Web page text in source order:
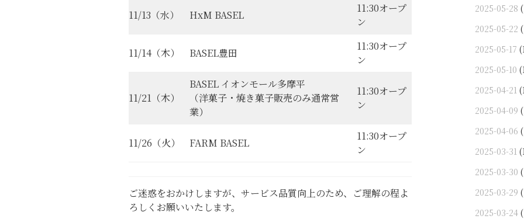
11/13（水） HxM BASEL
11:30オープ
ン
11/14（木） BASEL豊田
11:30オープ
ン
11/21（木）
BASEL イオンモール多摩平
（洋菓子・焼き菓子販売のみ通常営
業）
11:30オープ
ン
11/26（火） FARM BASEL
11:30オープ
ン
ご迷惑をおかけしますが、サービス品質向上のため、ご理解の程よ
ろしくお願いいたします。
2025-05-28
2025-05-22
2025-05-17
2025-05-10
2025-04-21
2025-04-09
2025-04-06
2025-03-31
2025-03-30
2025-03-29
2025-03-24